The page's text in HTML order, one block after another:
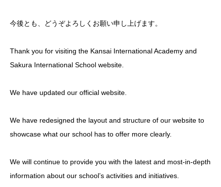
今後とも、どうぞよろしくお願い申し上げます。
Thank you for visiting the Kansai International Academy and
Sakura International School website.
We have updated our official website.
We have redesigned the layout and structure of our website to
showcase what our school has to offer more clearly.
We will continue to provide you with the latest and most-in-depth
information about our school’s activities and initiatives.